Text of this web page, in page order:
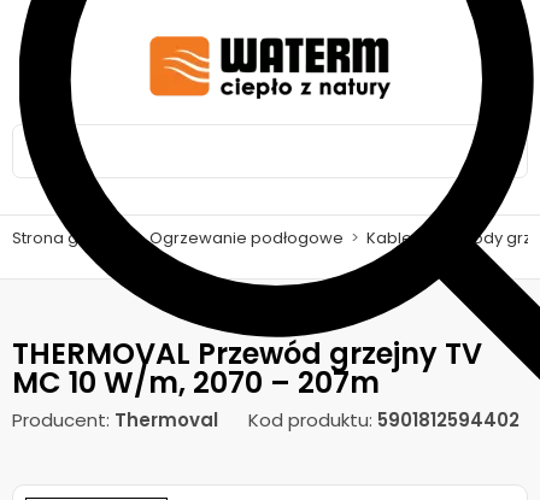
Strona główna > Ogrzewanie podłogowe > Kable i przewody
THERMOVAL Przewód grzejny TV
MC 10 W/m, 2070 – 207m
Producent: Thermoval Kod produktu: 5901812594402